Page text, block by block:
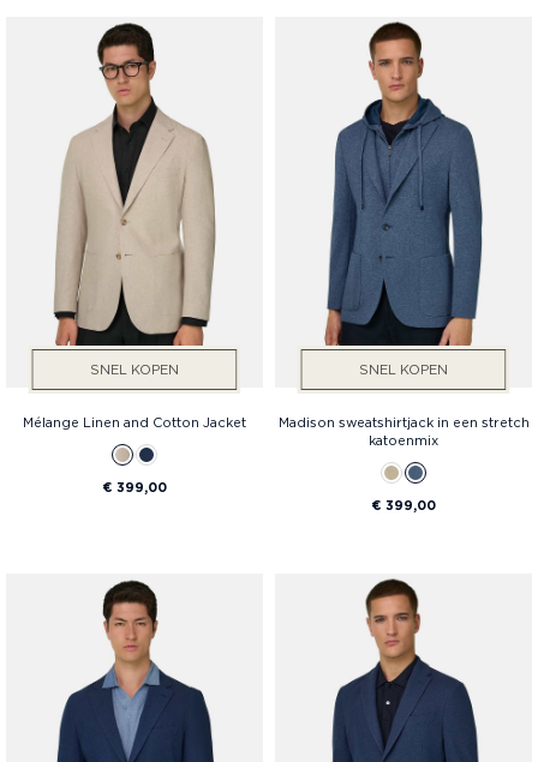
Geslacht
SNEL KOPEN
Mélange Linen and Cotton Jacket
€ 399,00
SNEL KOPEN
Madison sweatshirtjack in een stretch
katoenmix
€ 399,00